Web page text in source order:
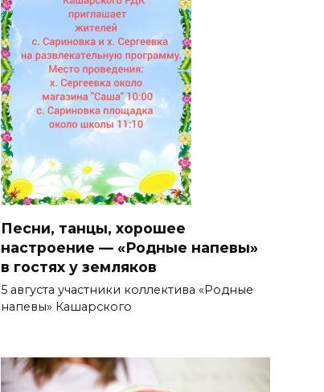
Песни, танцы, хорошее
настроение — «Родные напевы»
в гостях у земляков
5 августа участники коллектива «Родные
напевы» Кашарского